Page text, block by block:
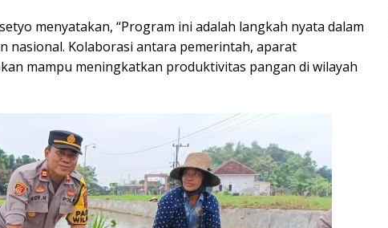
menyatakan, “Program ini adalah langkah nyata dalam
nasional. Kolaborasi antara pemerintah, aparat
mampu meningkatkan produktivitas pangan di wilayah